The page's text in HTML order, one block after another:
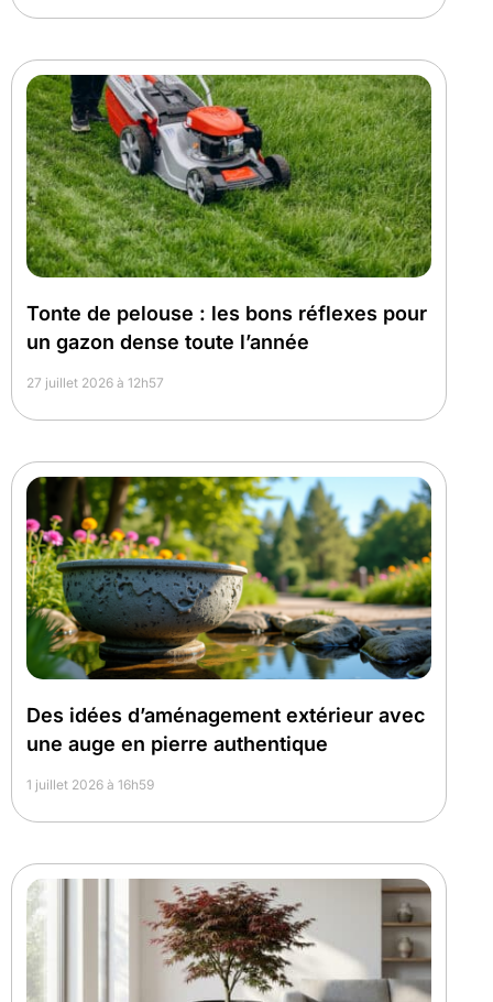
Tonte de pelouse : les bons réflexes pour
un gazon dense toute l’année
27 juillet 2026 à 12h57
Des idées d’aménagement extérieur avec
une auge en pierre authentique
1 juillet 2026 à 16h59